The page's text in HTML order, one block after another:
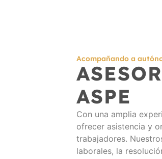
Acompañando a
ASPE
Con una amplia
ofrecer asistencia y
trabajadores.
laborales, la